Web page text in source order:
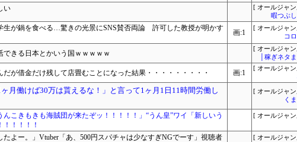
い
[ オールジャン
暇つぶ
生が鍋を食べる…驚きの光景にSNS賛否両論 許可した教授が明かす
画:1
[ オールジャン
コ
きる日本とかいう国ｗｗｗｗｗ
[ オールジャン
│稼ぎネタ
だが借金だけ残して店畳むことになった結果・・・・・・・・・ 画:1
[ オールジャン
ヶ月働けば30万は貰えるな！」と言って1ヶ月1日11時間労働し
[ オールジャン
く
こきもきも海賊団が来たぞッ！！！！！」“うん皇”ワイ「新しいう
！！！！
[ オールジャン
たよー。」Vtuber「あ、500円スパチャは少なすぎNGでーす」視聴者
[ オールジャン